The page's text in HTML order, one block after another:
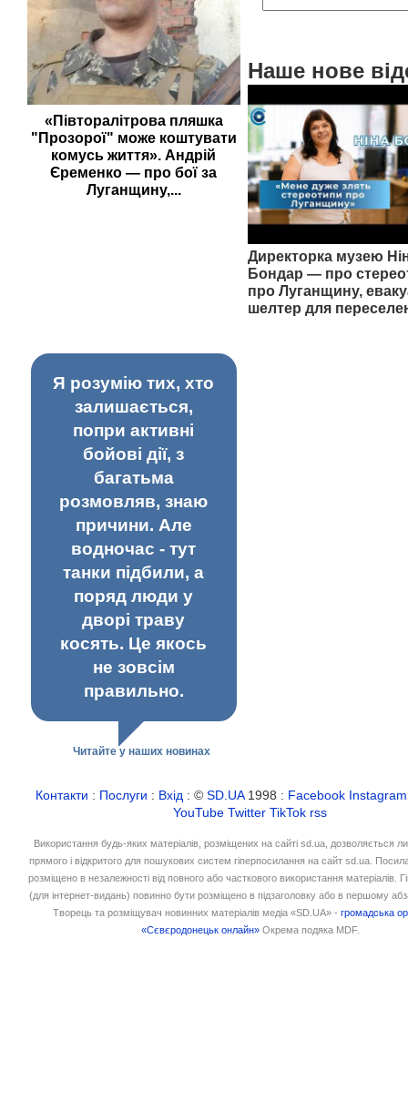
«Півторалітрова пляшка
"Прозорої" може коштувати
комусь життя». Андрій
Єременко — про бої за
Луганщину,...
Наше нове
Директорка музею
Бондар — про
про Луганщину,
шелтер для
Я розумію тих, хто
залишається,
попри активні
бойові дії, з
багатьма
розмовляв, знаю
причини. Але
водночас - тут
танки підбили, а
поряд люди у
дворі траву
косять. Це якось
не зовсім
правильно.
Читайте у наших новинах
Контакти : Послуги : Вхід : ©SD.UA1998 : Facebook Instagram
YouTube Twitter TikTok rss
Використання будь-яких матеріалів, розміщених на сайті sd.ua, дозволяється
прямого і відкритого для пошукових систем гіперпосилання на сайт sd.ua.
розміщено в незалежності від повного або часткового використання матеріалів.
(для інтернет-видань) повинно бути розміщено в підзаголовку або в першому
Творець та розміщувач новинних матеріалів медіа «SD.UA» -громадська
«Сєвєродонецьк онлайн» Окрема подяка MDF.